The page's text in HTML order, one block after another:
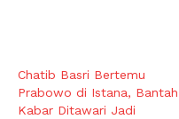
Chatib Basri Bertemu
Prabowo di Istana, Bantah
Kabar Ditawari Jadi